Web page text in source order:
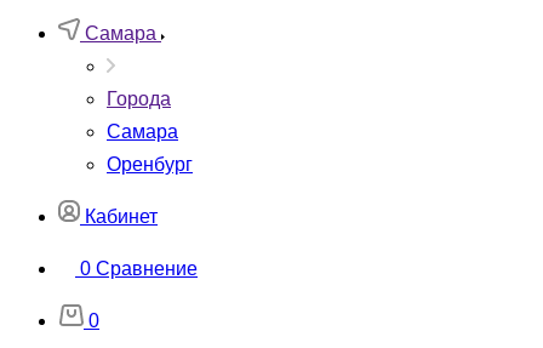
Самара
Города
Самара
Оренбург
Кабинет
0 Сравнение
0